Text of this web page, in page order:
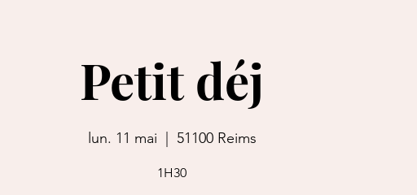
Petit déj
lun. 11 mai 51100 Reims
1H30